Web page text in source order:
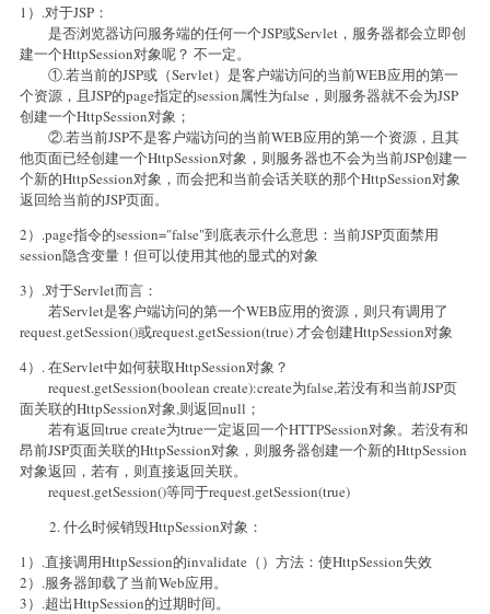
1）.对于JSP：
是否浏览器访问服务端的任何一个JSP或Servlet，服务器都会立即创
建一个HttpSession对象呢？ 不一定。
①.若当前的JSP或（Servlet）是客户端访问的当前WEB应用的第一
个资源，且JSP的page指定的session属性为false，则服务器就不会为JSP
创建一个HttpSession对象；
②.若当前JSP不是客户端访问的当前WEB应用的第一个资源，且其
他页面已经创建一个HttpSession对象，则服务器也不会为当前JSP创建一
个新的HttpSession对象，而会把和当前会话关联的那个HttpSession对象
返回给当前的JSP页面。
2）.page指令的session="false"到底表示什么意思：当前JSP页面禁用
session隐含变量！但可以使用其他的显式的对象
3）.对于Servlet而言：
若Servlet是客户端访问的第一个WEB应用的资源，则只有调用了
request.getSession()或request.getSession(true) 才会创建HttpSession对象
4）. 在Servlet中如何获取HttpSession对象？
request.getSession(boolean create):create为false,若没有和当前JSP页
面关联的HttpSession对象,则返回null；
若有返回true create为true一定返回一个HTTPSession对象。若没有和
昂前JSP页面关联的HttpSession对象，则服务器创建一个新的HttpSession
对象返回，若有，则直接返回关联。
request.getSession()等同于request.getSession(true)
什么时候销毁HttpSession对象：
1）.直接调用HttpSession的invalidate（）方法：使HttpSession失效
2）.服务器卸载了当前Web应用。
3）.超出HttpSession的过期时间。